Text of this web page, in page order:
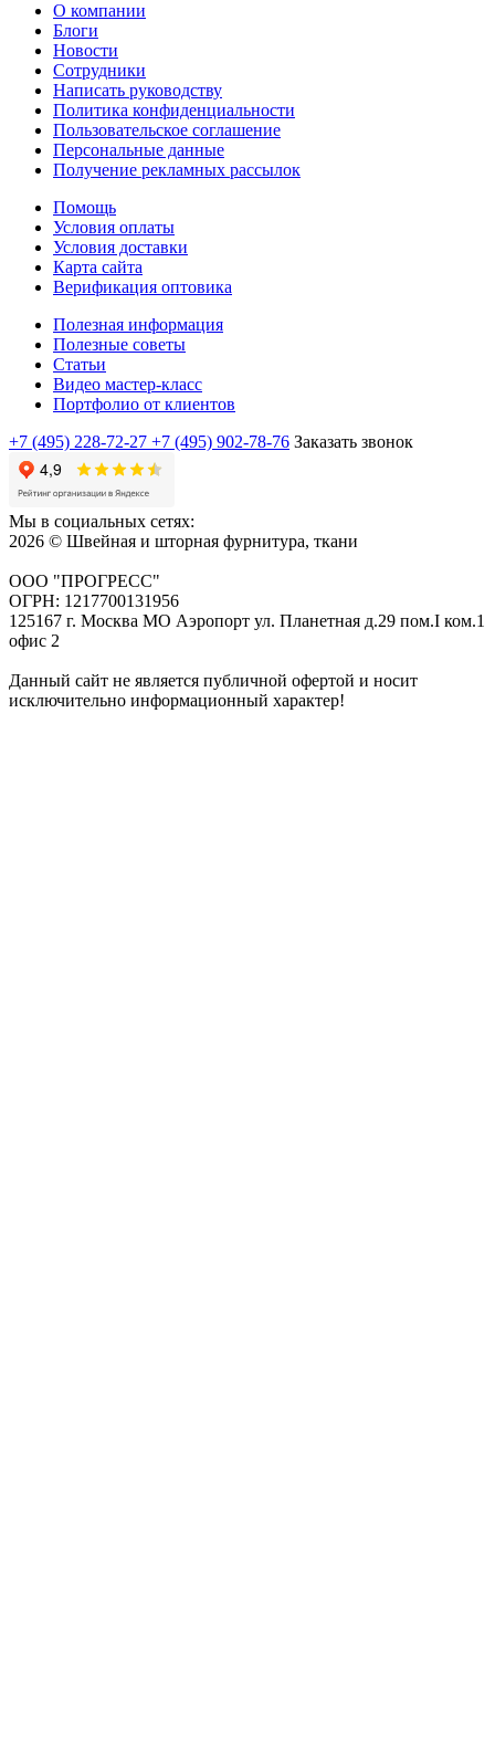
О компании
Блоги
Новости
Сотрудники
Написать руководству
Политика конфиденциальности
Пользовательское соглашение
Персональные данные
Получение рекламных рассылок
Помощь
Условия оплаты
Условия доставки
Карта сайта
Верификация оптовика
Полезная информация
Полезные советы
Статьи
Видео мастер-класс
Портфолио от клиентов
+7 (495) 228-72-27 +7 (495) 902-78-76 Заказать звонок
Мы в социальных сетях:
2026 © Швейная и шторная фурнитура, ткани
ООО "ПРОГРЕСС"
ОГРН: 1217700131956
125167 г. Москва МО Аэропорт ул. Планетная д.29 пом.I ком.1
офис 2
Данный сайт не является публичной офертой и носит
исключительно информационный характер!